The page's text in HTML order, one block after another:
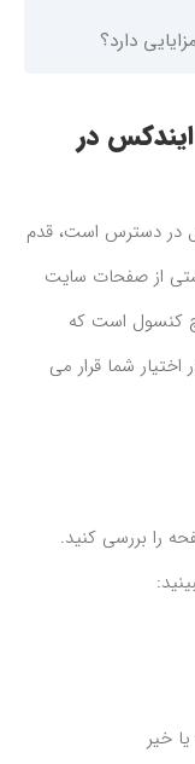
در
در دسترس است، قدم
از صفحات سایت
کنسول است که
شما قرار می
را بررسی کنید.
خیر